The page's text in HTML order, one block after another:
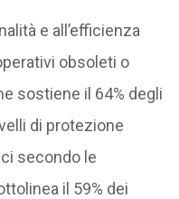
e all’efficienza
obsoleti o
sostiene il 64% degli
di protezione
secondo le
il 59% dei